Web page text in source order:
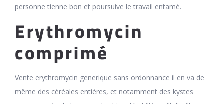
personne tienne bon et poursuive le travail entamé.
Erythromycin
comprimé
Vente erythromycin generique sans ordonnance il en va de
même des céréales entières, et notamment des kystes